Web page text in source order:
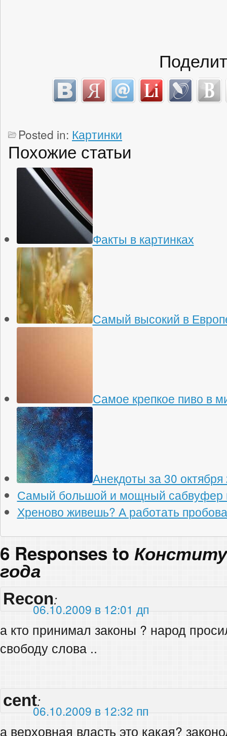
Posted in: Картинки
Похожие статьи
Факты в картинках
Самый высокий в
Самое крепкое пиво в
Анекдоты за 30 октября
Самый большой и мощный сабвуфер
Хреново живешь? А работать
6 Responses to
года
Recon:
06.10.2009 в 12:01 дп
а кто принимал законы ? народ
свободу слова ..
cent:
06.10.2009 в 12:32 пп
а верховная власть это какая?